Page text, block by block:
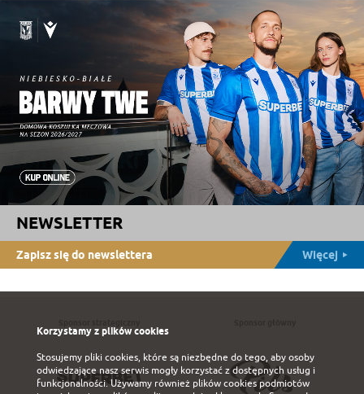
NEWSLETTER
Zapisz się do newslettera Więcej
Korzystamy z plików cookies
Stosujemy pliki cookies, które są niezbędne do tego, aby osoby
odwiedzające nasz serwis mogły korzystać z dostępnych usług i
funkcjonalności. Używamy również plików cookies podmiotów